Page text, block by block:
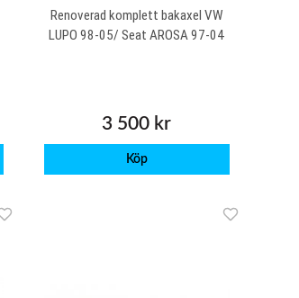
Renoverad komplett bakaxel VW
LUPO 98-05/ Seat AROSA 97-04
3 500 kr
Köp